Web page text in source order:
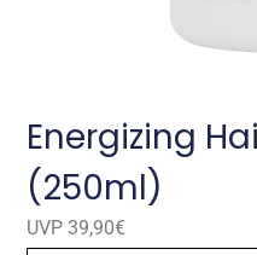
Energizing
(250ml)
UVP 39,90€